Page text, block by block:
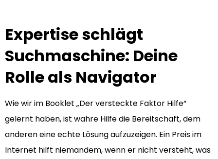
Expertise schlägt
Suchmaschine: Deine
Rolle als Navigator
Wie wir im Booklet „Der versteckte Faktor Hilfe“
gelernt haben, ist wahre Hilfe die Bereitschaft, dem
anderen eine echte Lösung aufzuzeigen. Ein Preis im
Internet hilft niemandem, wenn er nicht versteht, was